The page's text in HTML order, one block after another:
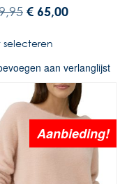
€ 65,00
aan verlanglijst
Aanbieding!